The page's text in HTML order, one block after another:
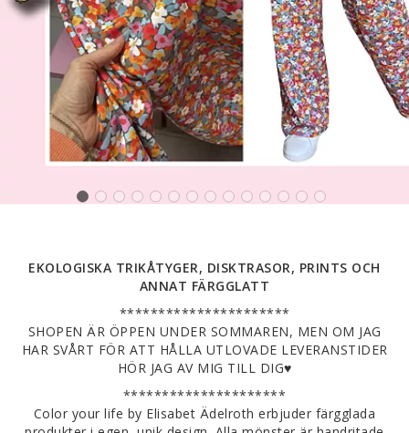
EKOLOGISKA TRIKÅTYGER, DISKTRASOR, PRINTS OCH
ANNAT FÄRGGLATT
**********************
SHOPEN ÄR ÖPPEN UNDER SOMMAREN, MEN OM JAG
HAR SVÅRT FÖR ATT HÅLLA UTLOVADE LEVERANSTIDER
HÖR JAG AV MIG TILL DIG♥️
*********************
Color your life by Elisabet Ädelroth erbjuder färgglada